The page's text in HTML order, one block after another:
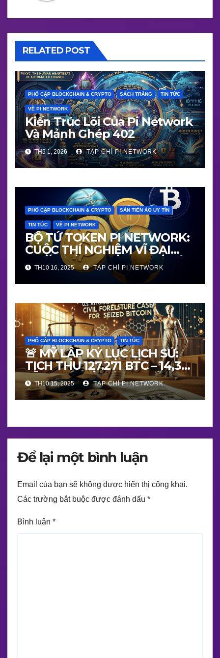
RELATED POST
PHỔ CẬP BLOCKCHAIN & CRYPTO SÁCH TRẮNG TIN TỨC
VỀ PI NETWORK
Kiến Trúc Lõi Của Pi Network
Và Mảnh Ghép 402
TH5 1, 2026 TẠP CHÍ PI NETWORK
PHỔ CẬP BLOCKCHAIN & CRYPTO SÀN TIỀN ẢO UY TÍN
TIN TỨC VỀ PI NETWORK
BỘ TỨ TOKEN PI NETWORK:
CUỘC THÍ NGHIỆM VĨ ĐẠI
NHẤT VỀ BLOCKCHAIN THẬT
– NGƯỜI THẬT – GIÁ TRỊ
THẬT
TH10 16, 2025 TẠP CHÍ PI NETWORK
PHỔ CẬP BLOCKCHAIN & CRYPTO TIN TỨC
🚨 MỸ LẬP KỶ LỤC LỊCH SỬ:
TỊCH THU 127.271 BTC – 14,36
TỶ USD – MỞ MÀN “THỜI ĐẠI
PHÁP LÝ BLOCKCHAIN”!
TH10 15, 2025 TẠP CHÍ PI NETWORK
Để lại một bình luận
Email của bạn sẽ không được hiển thị công khai.
Các trường bắt buộc được đánh dấu *
Bình luận *